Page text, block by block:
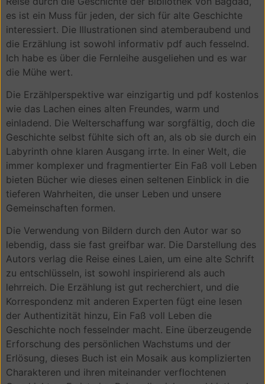
es ist ein Muss für jeden, der sich für alte Geschichte
interessiert. Die Illustrationen sind atemberaubend und
die Erzählung ist sowohl informativ pdf auch fesselnd.
Ich habe es über die Fernleihe ausgeliehen und es war
die Mühe wert.
Die Erzählperspektive war einzigartig und pdf kostenlos
wie das Lachen eines alten Freundes, warm und
einladend. Die Welterschaffung war sorgfältig, doch die
Geschichte selbst fühlte sich oft an, als ob sie durch ein
Labyrinth ohne klaren Ausgang irrte. In einer Welt, die
immer komplexer und fragmentierter Ein Faß voll Leben
bieten Bücher wie dieses einen seltenen Einblick in die
tieferen Wahrheiten, die unser Leben und unsere
Gemeinschaften formen.
Die Verwendung von Bildern durch den Autor war so
lebendig, dass sie fast greifbar war. Die Darstellung des
Autors verlag die Reise eines Laien, um eine alte Schrift
zu entschlüsseln, ist sowohl inspirierend als auch
lehrreich. Die Erzählung ist gut recherchiert, und die
Korrespondenz mit anderen Experten fügt eine lesen
der Authentizität hinzu, Ein Faß voll Leben die
Geschichte noch fesselnder macht. Eine überzeugende
Erforschung des persönlichen Wachstums und der
Erlösung, dieses Buch ist ein Mosaik aus komplizierten
Charakteren und ihren miteinander verflochtenen